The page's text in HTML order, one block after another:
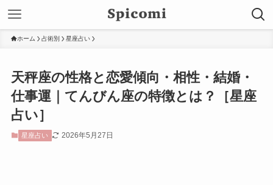
ホーム 占術別 星座占い
天秤座の性格と恋愛傾向・相性・結婚・
仕事運｜てんびん座の特徴とは？［星座
占い］
星座占い 2026年5月27日